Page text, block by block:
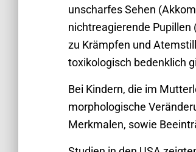
unscharfes Sehen
nichtreagierende Pupillen
zu Krämpfen und
toxikologisch bedenklich
Bei Kindern, die im
morphologische
Merkmalen, sowie